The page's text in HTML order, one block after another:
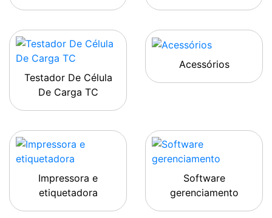
Testador De Célula
De Carga TC
Acessórios
Impressora e
etiquetadora
Software
gerenciamento